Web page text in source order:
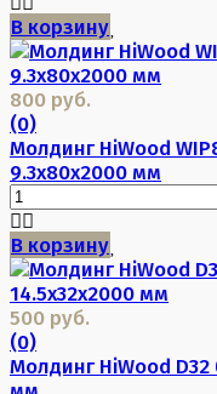
В корзину
800 руб.
(0)
Молдинг HiWood
9.3х80х2000 мм
В корзину
500 руб.
(0)
Молдинг HiWood